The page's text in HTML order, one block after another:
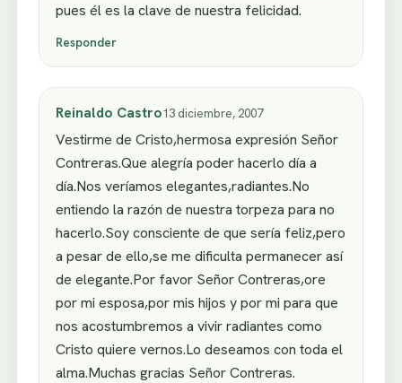
pues él es la clave de nuestra felicidad.
Responder
Reinaldo Castro13 diciembre, 2007
Vestirme de Cristo,hermosa expresión Señor
Contreras.Que alegría poder hacerlo día a
día.Nos veríamos elegantes,radiantes.No
entiendo la razón de nuestra torpeza para no
hacerlo.Soy consciente de que sería feliz,pero
a pesar de ello,se me dificulta permanecer así
de elegante.Por favor Señor Contreras,ore
por mi esposa,por mis hijos y por mi para que
nos acostumbremos a vivir radiantes como
Cristo quiere vernos.Lo deseamos con toda el
alma.Muchas gracias Señor Contreras.